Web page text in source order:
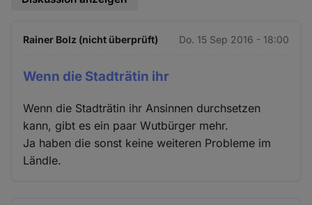
Rainer Bolz (nicht überprüft) Do. 15 Sep 2016 - 18:00
Wenn die Stadträtin ihr
Wenn die Stadträtin ihr Ansinnen durchsetzen
kann, gibt es ein paar Wutbürger mehr.
Ja haben die sonst keine weiteren Probleme im
Ländle.